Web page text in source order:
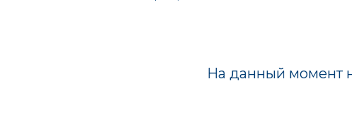
На данный момент